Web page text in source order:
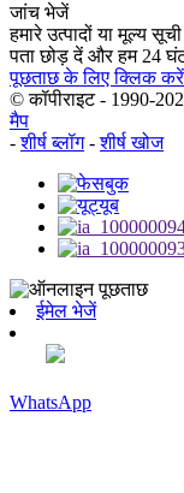
जांच भेजें
हमारे उत्पादों या मूल्य
पता छोड़ दें और हम 24
पूछताछ के लिए क्लिक करें
© कॉपीराइट - 1990-
मैप
-शीर्ष ब्लॉग-शीर्ष खोज
ईमेल भेजें
WhatsApp